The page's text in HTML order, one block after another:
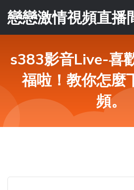
戀戀激情視頻直播
s383影音Live-喜
福啦！教你怎麼
頻。